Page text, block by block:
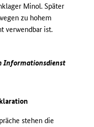
Minol. Später
zu hohem
verwendbar ist.
Informationsdienst
stehen die